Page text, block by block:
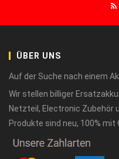
ÜBER UNS
Auf der Suche nach einem
Wir stellen billiger
Netzteil, Electronic Zubehör
Produkte sind neu, 100% mit